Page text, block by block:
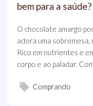
bem para a saúde?
O chocolate amargo
adora uma sobremesa,
Rico em nutrientes e
corpo e ao paladar.
Comprando